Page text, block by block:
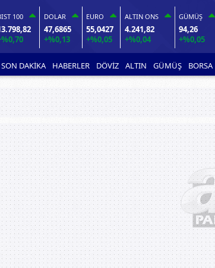
100 DOLAR
47,6865
+%0,13
EURO
55,0427
+%0,05
ALTIN ONS
4.241,82
+%0,04
GÜMÜŞ
94,26
+%0,05
SON DAKİKA HABERLER DÖVİZ ALTIN GÜMÜŞ BORSA